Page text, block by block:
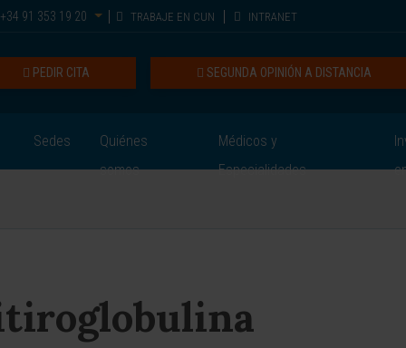
91 353 19 20 TRABAJE EN CUN INTRANET
SEGUNDA OPINIÓN A DISTANCIA
PEDIR CITA
Sedes
Quiénes
somos
Médicos y
Especialidades